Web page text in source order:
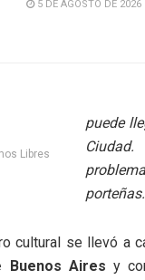
5 DE AGOSTO DE 2026
Libres
puede
cultural se llevó a
Buenos Aires y